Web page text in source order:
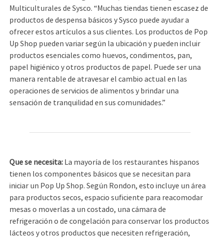
Multiculturales de Sysco. “Muchas tiendas tienen escasez de
productos de despensa básicos y Sysco puede ayudar a
ofrecer estos artículos a sus clientes. Los productos de Pop
Up Shop pueden variar según la ubicación y pueden incluir
productos esenciales como huevos, condimentos, pan,
papel higiénico y otros productos de papel. Puede ser una
manera rentable de atravesar el cambio actual en las
operaciones de servicios de alimentos y brindar una
sensación de tranquilidad en sus comunidades.”
Que se necesita: La mayoría de los restaurantes hispanos
tienen los componentes básicos que se necesitan para
iniciar un Pop Up Shop. Según Rondon, esto incluye un área
para productos secos, espacio suficiente para reacomodar
mesas o moverlas a un costado, una cámara de
refrigeración o de congelación para conservar los productos
lácteos y otros productos que necesiten refrigeración,